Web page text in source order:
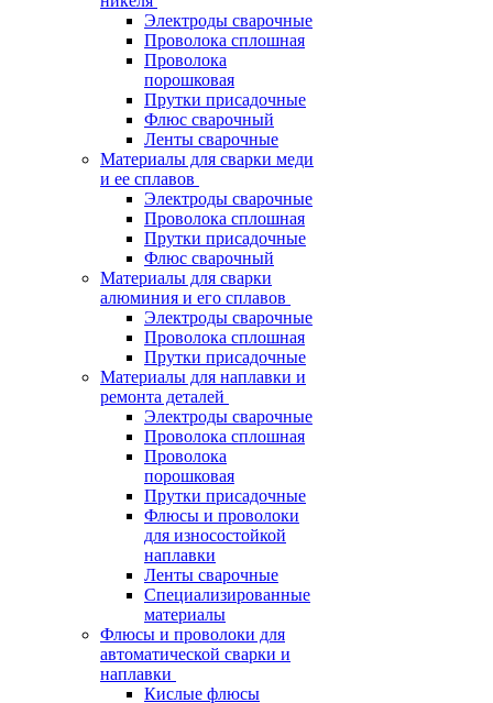
Электроды сварочные
Проволока сплошная
Проволока
порошковая
Прутки присадочные
Флюс сварочный
Ленты сварочные
Материалы для сварки меди
и ее сплавов
Электроды сварочные
Проволока сплошная
Прутки присадочные
Флюс сварочный
Материалы для сварки
алюминия и его сплавов
Электроды сварочные
Проволока сплошная
Прутки присадочные
Материалы для наплавки и
ремонта деталей
Электроды сварочные
Проволока сплошная
Проволока
порошковая
Прутки присадочные
Флюсы и проволоки
для износостойкой
наплавки
Ленты сварочные
Специализированные
материалы
Флюсы и проволоки для
автоматической сварки и
наплавки
Кислые флюсы